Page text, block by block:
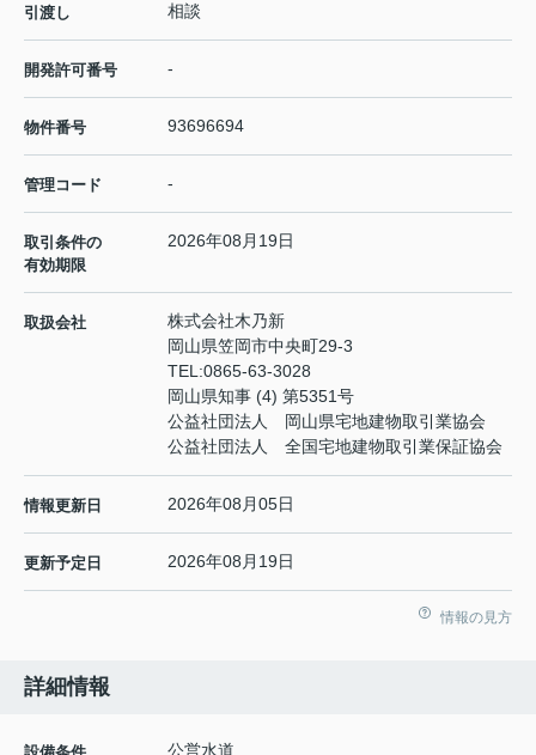
引渡し 相談
開発許可番号 -
物件番号 93696694
管理コード -
取引条件の
有効期限
2026年08月19日
取扱会社
株式会社木乃新
岡山県笠岡市中央町29-3
TEL:0865-63-3028
岡山県知事 (4) 第5351号
公益社団法人 岡山県宅地建物取引業協会
公益社団法人 全国宅地建物取引業保証協会
情報更新日 2026年08月05日
更新予定日 2026年08月19日
情報の見方
詳細情報
公営水道